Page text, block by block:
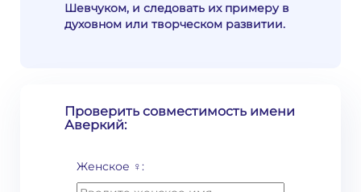
Шевчуком, и следовать их примеру в
духовном или творческом развитии.
Проверить совместимость имени
Аверкий:
Женское ♀: